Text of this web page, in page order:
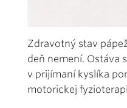
Zdravotný stav
deň nemení. Ostáva
v prijímaní kyslíka
motorickej